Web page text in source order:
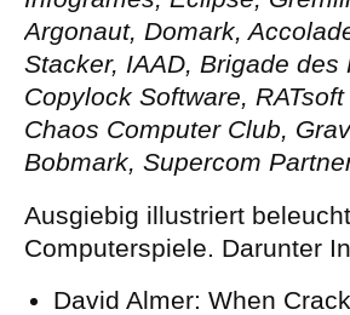
Argonaut, Domark,
Stacker, IAAD, Brigade des
Copylock Software,
Chaos Computer Club,
Bobmark, Supercom
Ausgiebig illustriert
Computerspiele. Darunter
David Almer: When